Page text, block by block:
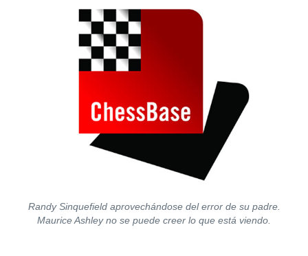
Randy Sinquefield aprovechándose del error de su padre.
Maurice Ashley no se puede creer lo que está viendo.